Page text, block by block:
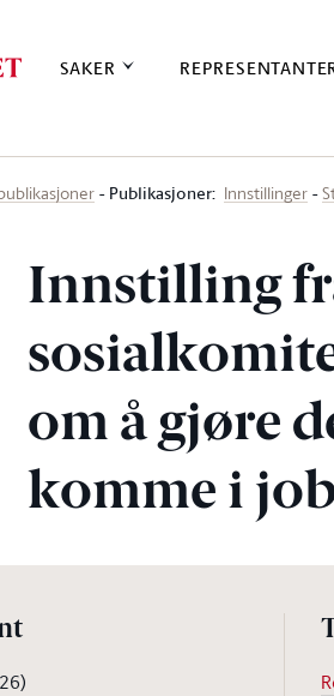
SAKER
Publikasjoner: Innstillinger
Innstilling
om å gjøre
komme i